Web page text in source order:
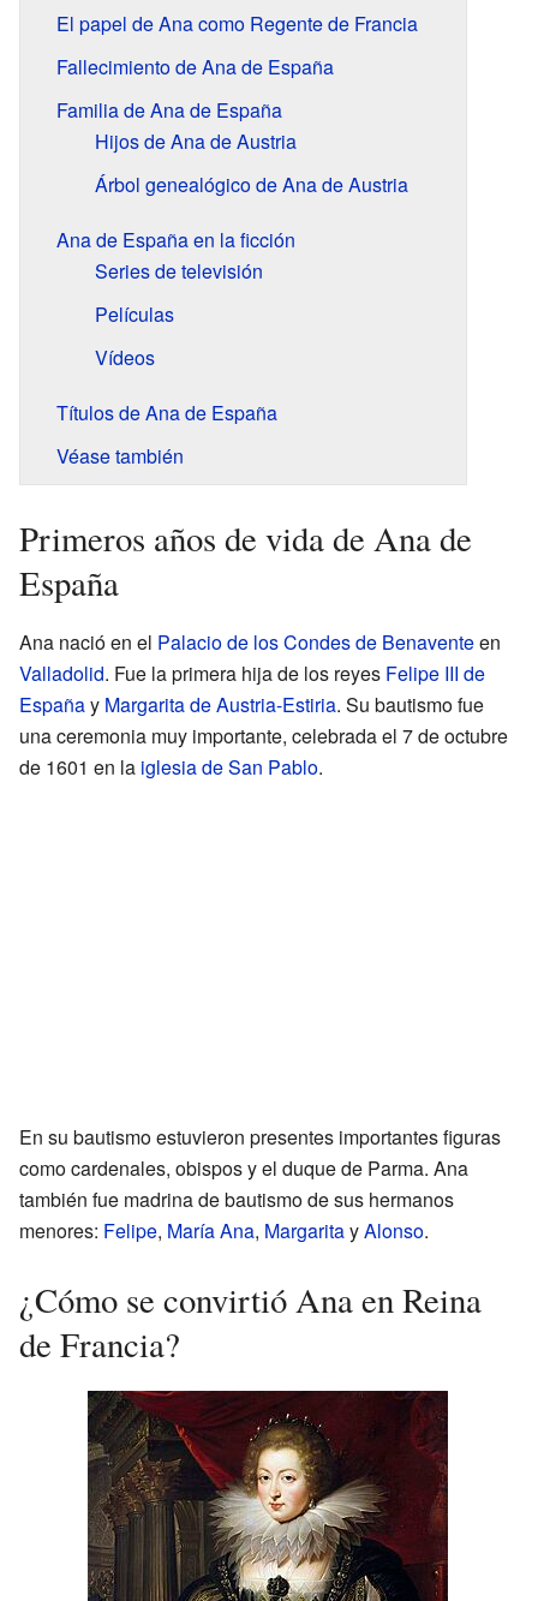
El papel de Ana como Regente de Francia
Fallecimiento de Ana de España
Familia de Ana de España
Hijos de Ana de Austria
Árbol genealógico de Ana de Austria
Ana de España en la ficción
Series de televisión
Películas
Vídeos
Títulos de Ana de España
Véase también
Primeros años de vida de Ana de
España
Ana nació en el Palacio de los Condes de Benaventeen
Valladolid. Fue la primera hija de los reyes Felipe III de
Españay Margarita de Austria-Estiria. Su bautismo fue
una ceremonia muy importante, celebrada el 7 de octubre
de 1601 en la iglesia de San Pablo.
En su bautismo estuvieron presentes importantes figuras
como cardenales, obispos y el duque de Parma. Ana
también fue madrina de bautismo de sus hermanos
menores: Felipe, María Ana, MargaritayAlonso.
¿Cómo se convirtió Ana en Reina
de Francia?